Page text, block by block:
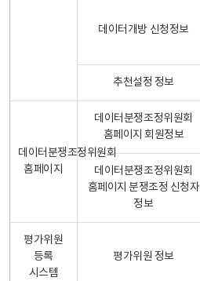
데이터개방 신청정보
추천설정 정보
데이터분쟁조정위원회
홈페이지
데이터분쟁조정위원회
홈페이지 회원정보
데이터분쟁조정위원회
홈페이지 분쟁조정 신청자
정보
평가위원
등록
시스템
평가위원 정보